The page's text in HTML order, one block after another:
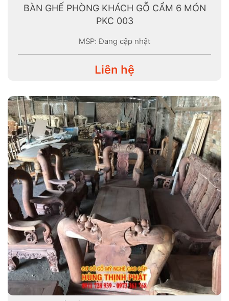
BÀN GHẾ PHÒNG KHÁCH GỖ CẨM 6 MÓN
PKC 003
MSP: Đang cập nhật
Liên hệ